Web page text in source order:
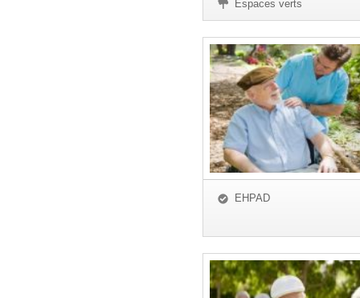
Espaces verts
EHPAD